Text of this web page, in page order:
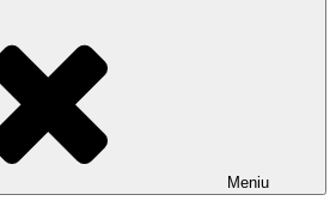
Meniu